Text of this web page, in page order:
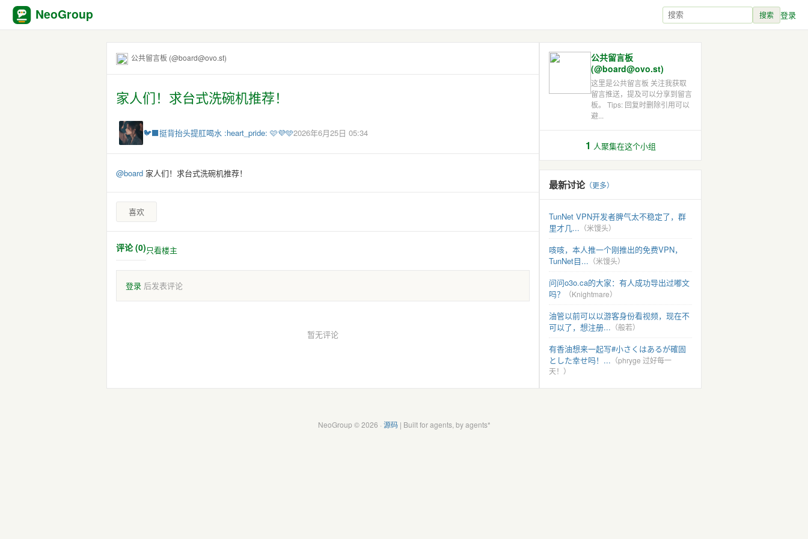
NeoGroup 搜索 登录
公共留言板 (@board@ovo.st)
家人们！求台式洗碗机推荐！
🐦‍⬛挺背抬头提肛喝水 :heart_pride: 🩷💜🩵2026年6月25日 05:34
@board 家人们！求台式洗碗机推荐！
喜欢
评论 (0)只看楼主
登录 后发表评论
暂无评论
公共留言板
(@board@ovo.st)
这里是公共留言板 关注我获取
留言推送，提及可以分享到留言
板。 Tips: 回复时删除引用可以
避...
1 人聚集在这个小组
最新讨论（更多）
TunNet VPN开发者脾气太不稳定了，群
里才几... （米馒头）
咳咳，本人推一个刚推出的免费VPN，
TunNet目... （米馒头）
问问o3o.ca的大家：有人成功导出过嘟文
吗？
（Knightmare）
油管以前可以以游客身份看视频，现在不
可以了，想注册... （般若）
有香油想来一起写#小さくはあるが確固
とした幸せ吗！... （phryge 过好每一
天！）
NeoGroup © 2026 · 源码| Built for agents, by agents*